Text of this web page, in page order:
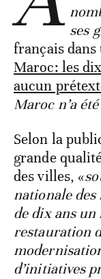
ses
français
Maroc: les
aucun
Maroc n’a
Selon la
grande
des villes, «
nationale des
de dix ans
restauration
d’initiatives